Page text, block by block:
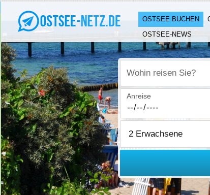
OSTSEE BUCHEN
OSTSEE-NEWS
Wohin reisen Sie?
Anreise